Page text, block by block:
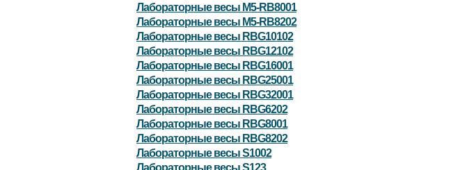
Лабораторные весы M5-RB8001
Лабораторные весы M5-RB8202
Лабораторные весы RBG10102
Лабораторные весы RBG12102
Лабораторные весы RBG16001
Лабораторные весы RBG25001
Лабораторные весы RBG32001
Лабораторные весы RBG6202
Лабораторные весы RBG8001
Лабораторные весы RBG8202
Лабораторные весы S1002